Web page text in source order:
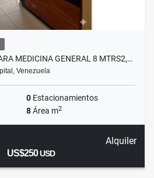
MEDICINA GENERAL 8 MTRS2,…
Venezuela
0 Estacionamientos
8Área m2
Alquiler
US$250USD